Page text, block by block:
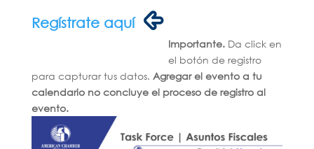
Regístrate aquí
Importante.Da click en
el botón de registro
para capturar tus datos. Agregar el evento a tu
calendario no concluye el proceso de registro al
evento.